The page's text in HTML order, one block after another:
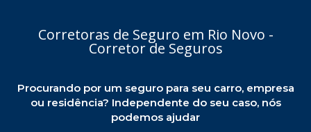
Corretoras de Seguro em Rio Novo -
Corretor de Seguros
Procurando por um seguro para seu carro, empresa
ou residência? Independente do seu caso, nós
podemos ajudar